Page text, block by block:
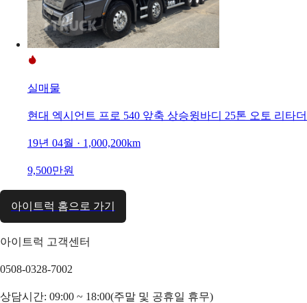
실매물
현대 엑시언트 프로 540 앞축 상승윙바디 25톤 오토 리타더
19년 04월 · 1,000,200km
9,500만원
아이트럭 홈으로 가기
아이트럭 고객센터
0508-0328-7002
상담시간: 09:00 ~ 18:00(주말 및 공휴일 휴무)